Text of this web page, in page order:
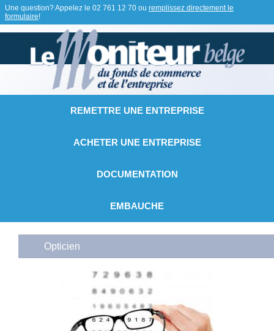
Une question? Appelez le 02 761 12 70 ou remplissez directement le
formulaire!
REMETTRE UNE ENTREPRISE
ACHETER UNE ENTREPRISE
DOCUMENTATION
EMBAUCHE
Opticien